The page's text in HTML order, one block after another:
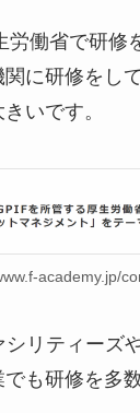
労働省で研修
に研修をし
いです。
academy.jp/
リティーズ
も研修を多